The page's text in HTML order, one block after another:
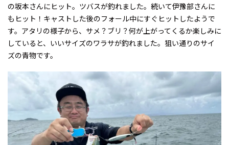
の坂本さんにヒット。ツバスが釣れました。続いて伊豫部さんに
もヒット！キャストした後のフォール中にすぐヒットしたようで
す。アタリの様子から、サメ？ブリ？何が上がってくるか楽しみに
していると、いいサイズのワラサが釣れました。狙い通りのサイ
ズの青物です。